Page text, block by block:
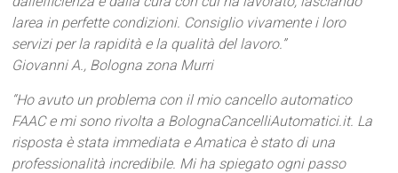
larea in perfette condizioni. Consiglio vivamente i loro
servizi per la rapidità e la qualità del lavoro.”
Giovanni A., Bologna zona Murri
“Ho avuto un problema con il mio cancello automatico
FAAC e mi sono rivolta a BolognaCancelliAutomatici.it. La
risposta è stata immediata e Amatica è stato di una
professionalità incredibile. Mi ha spiegato ogni passo